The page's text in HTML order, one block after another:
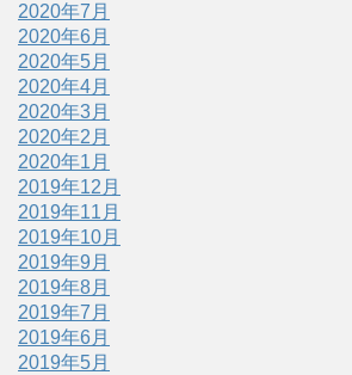
2020年7月
2020年6月
2020年5月
2020年4月
2020年3月
2020年2月
2020年1月
2019年12月
2019年11月
2019年10月
2019年9月
2019年8月
2019年7月
2019年6月
2019年5月